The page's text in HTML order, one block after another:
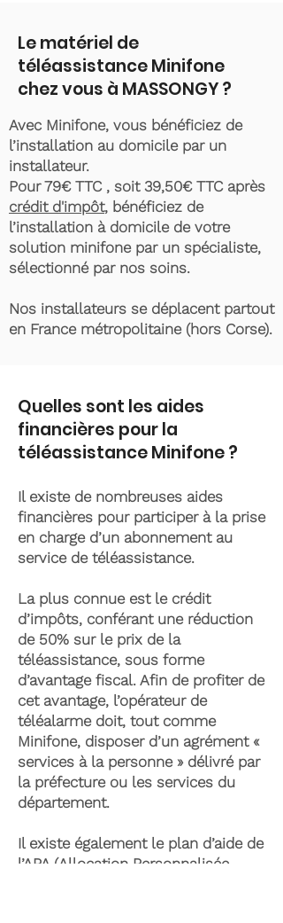
Le matériel de
téléassistance Minifone
chez vous à MASSONGY ?
Avec Minifone, vous bénéficiez de
l’installation au domicile par un
installateur.
Pour 79€ TTC , soit 39,50€ TTC après
crédit d'impôt, bénéficiez de
l’installation à domicile de votre
solution minifone par un spécialiste,
sélectionné par nos soins.
Nos installateurs se déplacent partout
en France métropolitaine (hors Corse).
Quelles sont les aides
financières pour la
téléassistance Minifone ?
Il existe de nombreuses aides
financières pour participer à la prise
en charge d’un abonnement au
service de téléassistance.
La plus connue est le crédit
d’impôts, conférant une réduction
de 50% sur le prix de la
téléassistance, sous forme
d’avantage fiscal. Afin de profiter de
cet avantage, l’opérateur de
téléalarme doit, tout comme
Minifone, disposer d’un agrément «
services à la personne » délivré par
la préfecture ou les services du
département.
Il existe également le plan d’aide de
l’APA (Allocation Personnalisée